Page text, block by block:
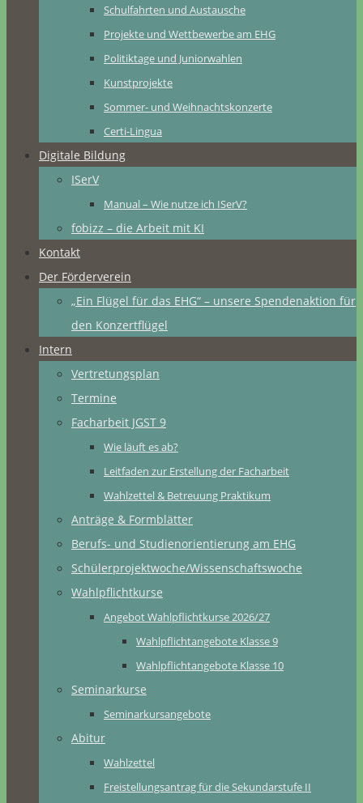
Schulfahrten und Austausche
Projekte und Wettbewerbe am EHG
Politiktage und Juniorwahlen
Kunstprojekte
Sommer- und Weihnachtskonzerte
Certi-Lingua
Digitale Bildung
ISerV
Manual – Wie nutze ich ISerV?
fobizz – die Arbeit mit KI
Kontakt
Der Förderverein
„Ein Flügel für das EHG“ – unsere Spendenaktion für
den Konzertflügel
Intern
Vertretungsplan
Termine
Facharbeit JGST 9
Wie läuft es ab?
Leitfaden zur Erstellung der Facharbeit
Wahlzettel & Betreuung Praktikum
Anträge & Formblätter
Berufs- und Studienorientierung am EHG
Schülerprojektwoche/Wissenschaftswoche
Wahlpflichtkurse
Angebot Wahlpflichtkurse 2026/27
Wahlpflichtangebote Klasse 9
Wahlpflichtangebote Klasse 10
Seminarkurse
Seminarkursangebote
Abitur
Wahlzettel
Freistellungsantrag für die Sekundarstufe II